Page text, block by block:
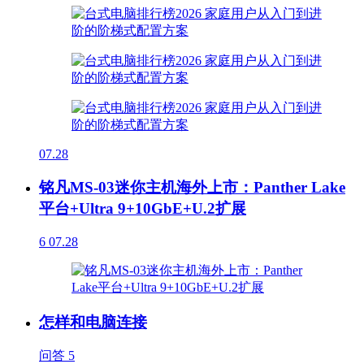
07.28
铭凡MS-03迷你主机海外上市：Panther Lake
平台+Ultra 9+10GbE+U.2扩展
6 07.28
怎样和电脑连接
问答 5